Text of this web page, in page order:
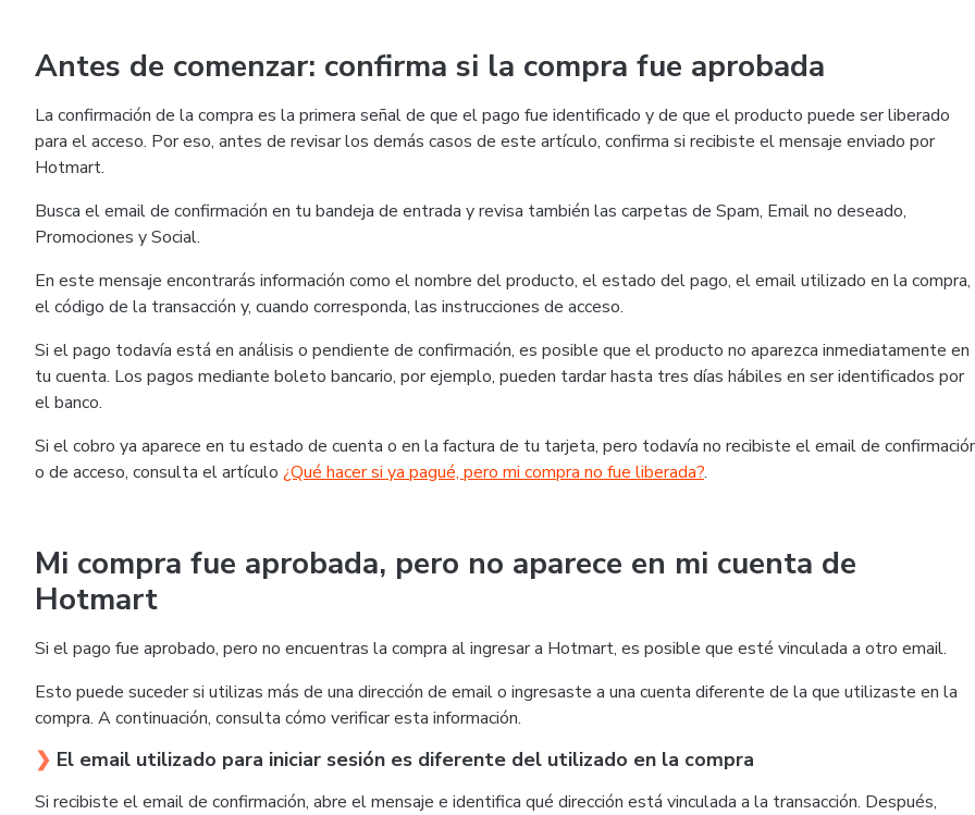
Antes de comenzar: confirma si la compra fue aprobada
La confirmación de la compra es la primera señal de que el pago fue identificado y de que el producto puede ser liberado
para el acceso. Por eso, antes de revisar los demás casos de este artículo, confirma si recibiste el mensaje enviado por
Hotmart.
Busca el email de confirmación en tu bandeja de entrada y revisa también las carpetas de Spam, Email no deseado,
Promociones y Social.
En este mensaje encontrarás información como el nombre del producto, el estado del pago, el email utilizado en la compra,
el código de la transacción y, cuando corresponda, las instrucciones de acceso.
Si el pago todavía está en análisis o pendiente de confirmación, es posible que el producto no aparezca inmediatamente en
tu cuenta. Los pagos mediante boleto bancario, por ejemplo, pueden tardar hasta tres días hábiles en ser identificados por
el banco.
Si el cobro ya aparece en tu estado de cuenta o en la factura de tu tarjeta, pero todavía no recibiste el email de
o de acceso, consulta el artículo ¿Qué hacer si ya pagué, pero mi compra no fue liberada?.
Mi compra fue aprobada, pero no aparece en mi cuenta de
Hotmart
Si el pago fue aprobado, pero no encuentras la compra al ingresar a Hotmart, es posible que esté vinculada a otro email.
Esto puede suceder si utilizas más de una dirección de email o ingresaste a una cuenta diferente de la que utilizaste en la
compra. A continuación, consulta cómo verificar esta información.
❯ El email utilizado para iniciar sesión es diferente del utilizado en la compra
Si recibiste el email de confirmación, abre el mensaje e identifica qué dirección está vinculada a la transacción. Después,